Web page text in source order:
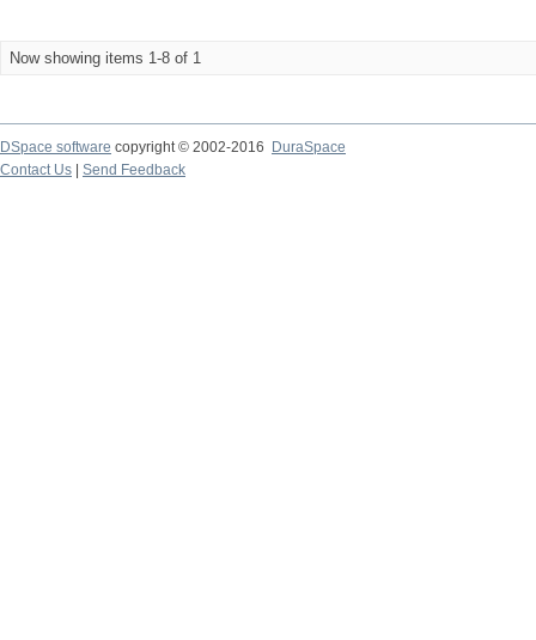
Now showing items 1-8 of 1
DSpace software copyright © 2002-2016
DuraSpace
Contact Us
Send Feedback